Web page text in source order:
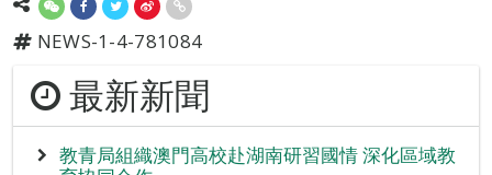
NEWS-1-4-781084
最新新聞
教青局組織澳門高校赴湖南研習國情 深化區域教